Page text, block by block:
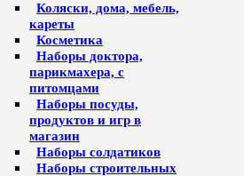
Коляски, дома, мебель,
кареты
Косметика
Наборы доктора,
парикмахера, с
питомцами
Наборы посуды,
продуктов и игр в
магазин
Наборы солдатиков
Наборы строительных